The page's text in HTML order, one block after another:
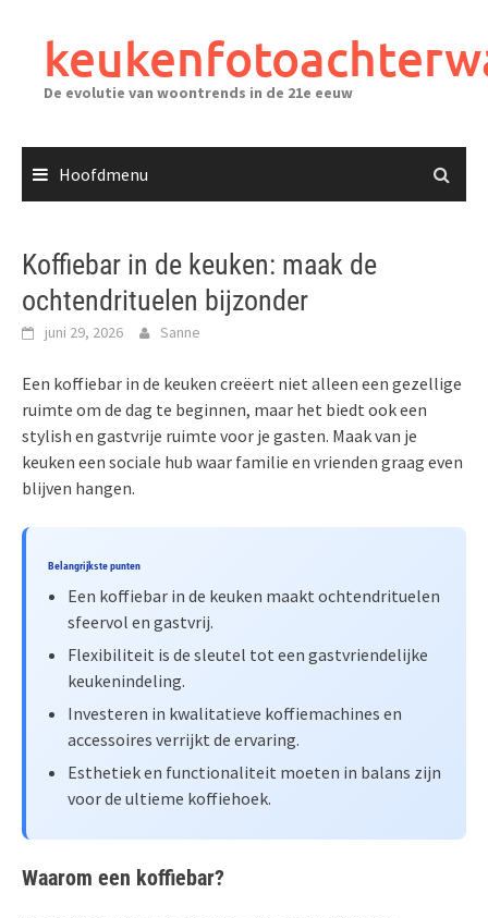
inhoudDe evolutie van woontrends in de 21e eeuw
Hoofdmenu
Koffiebar in de keuken: maak de
ochtendrituelen bijzonder
juni 29, 2026 Sanne
Een koffiebar in de keuken creëert niet alleen een gezellige
ruimte om de dag te beginnen, maar het biedt ook een
stylish en gastvrije ruimte voor je gasten. Maak van je
keuken een sociale hub waar familie en vrienden graag even
blijven hangen.
Belangrijkste punten
Een koffiebar in de keuken maakt ochtendrituelen
sfeervol en gastvrij.
Flexibiliteit is de sleutel tot een gastvriendelijke
keukenindeling.
Investeren in kwalitatieve koffiemachines en
accessoires verrijkt de ervaring.
Esthetiek en functionaliteit moeten in balans zijn
voor de ultieme koffiehoek.
Waarom een koffiebar?